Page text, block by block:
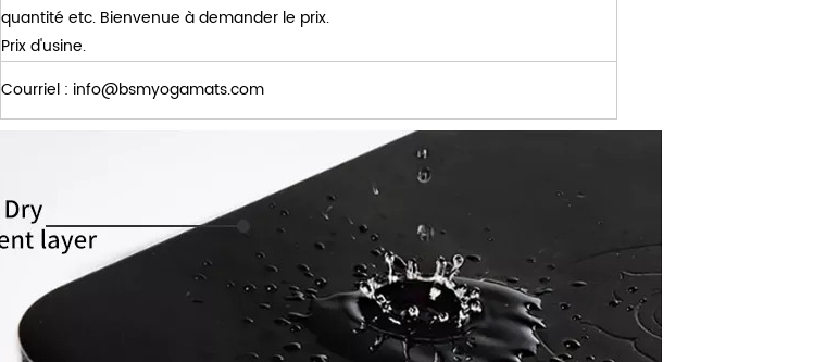
quantité etc. Bienvenue à demander le prix.
Prix ​​d'usine.
Courriel : info@bsmyogamats.com